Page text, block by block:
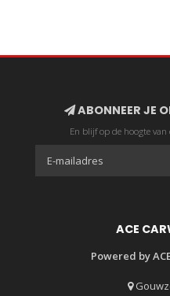
ABONNEER JE
En blijf op de hoogte
ACE
Powered by